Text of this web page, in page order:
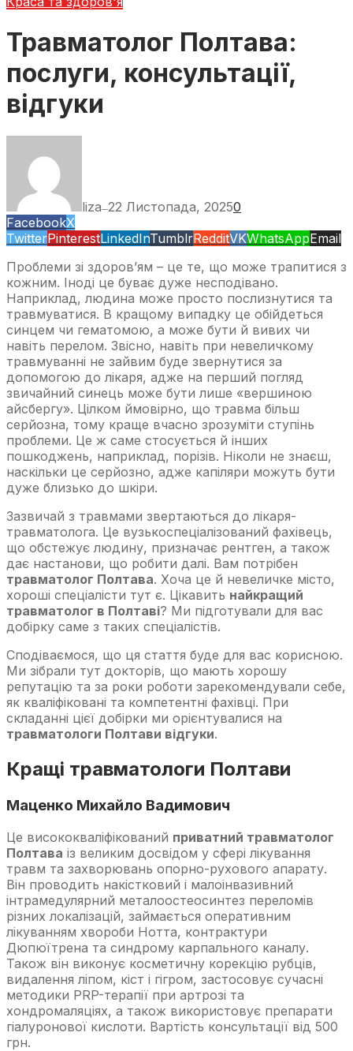
Травматолог Полтава:
послуги, консультації,
відгуки
liza—22 Листопада, 20250
FacebookX
TwitterPinterestLinkedInTumblrRedditVKWhatsAppEmail
Проблеми зі здоров’ям – це те, що може трапитися з
кожним. Іноді це буває дуже несподівано.
Наприклад, людина може просто послизнутися та
травмуватися. В кращому випадку це обійдеться
синцем чи гематомою, а може бути й вивих чи
навіть перелом. Звісно, навіть при невеличкому
травмуванні не зайвим буде звернутися за
допомогою до лікаря, адже на перший погляд
звичайний синець може бути лише «вершиною
айсбергу». Цілком ймовірно, що травма більш
серйозна, тому краще вчасно зрозуміти ступінь
проблеми. Це ж саме стосується й інших
пошкоджень, наприклад, порізів. Ніколи не знаєш,
наскільки це серйозно, адже капіляри можуть бути
дуже близько до шкіри.
Зазвичай з травмами звертаються до лікаря-
травматолога. Це вузькоспеціалізований фахівець,
що обстежує людину, призначає рентген, а також
дає настанови, що робити далі. Вам потрібен
травматолог Полтава. Хоча це й невеличке місто,
хороші спеціалісти тут є. Цікавить найкращий
травматолог в Полтаві? Ми підготували для вас
добірку саме з таких спеціалістів.
Сподіваємося, що ця стаття буде для вас корисною.
Ми зібрали тут докторів, що мають хорошу
репутацію та за роки роботи зарекомендували себе,
як кваліфіковані та компетентні фахівці. При
складанні цієї добірки ми орієнтувалися на
травматологи Полтави відгуки.
Кращі травматологи Полтави
Маценко Михайло Вадимович
Це висококваліфікований приватний травматолог
Полтава із великим досвідом у сфері лікування
травм та захворювань опорно-рухового апарату.
Він проводить накістковий і малоінвазивний
інтрамедулярний металоостеосинтез переломів
різних локалізацій, займається оперативним
лікуванням хвороби Нотта, контрактури
Дюпюїтрена та синдрому карпального каналу.
Також він виконує косметичну корекцію рубців,
видалення ліпом, кіст і гігром, застосовує сучасні
методики PRP-терапії при артрозі та
хондромаляціях, а також використовує препарати
гіалуронової кислоти. Вартість консультації від 500
грн.